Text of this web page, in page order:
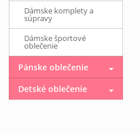
Dámske komplety a
súpravy
Dámske športové
oblečenie
Pánske oblečenie
Detské oblečenie